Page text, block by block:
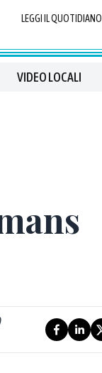
LEGGI IL QUOTIDIANO
VIDEO LOCALI